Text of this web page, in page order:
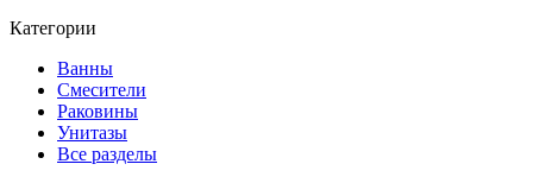
Категории
Ванны
Смесители
Раковины
Унитазы
Все разделы